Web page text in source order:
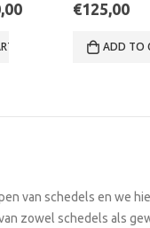
Current€125,00
ADD TO
van schedels en we
zowel schedels als